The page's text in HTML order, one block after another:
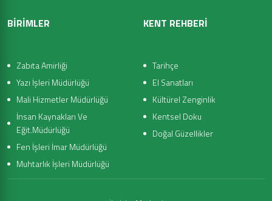
BİRİMLER
Zabıta Amirliği
Yazı İşleri Müdürlüğü
Mali Hizmetler Müdürlüğü
İnsan Kaynakları Ve
Eğit.Müdürlüğü
Fen İşleri İmar Müdürlüğü
Muhtarlık İşleri Müdürlüğü
KENT REHBERİ
Tarihçe
El Sanatları
Kültürel Zenginlik
Kentsel Doku
Doğal Güzellikler